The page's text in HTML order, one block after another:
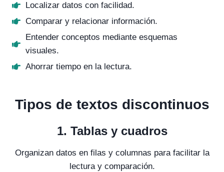
Localizar datos con facilidad.
Comparar y relacionar información.
Entender conceptos mediante esquemas
visuales.
Ahorrar tiempo en la lectura.
Tipos de textos discontinuos
1. Tablas y cuadros
Organizan datos en filas y columnas para facilitar la
lectura y comparación.